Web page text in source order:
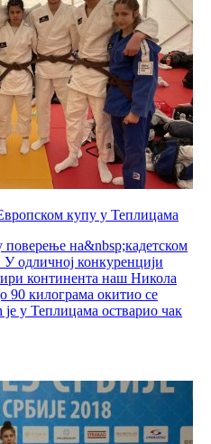
купу у Теплицама
поверење на&nbsp;кадетском
одличној конкуренцији
континента наш Никола
90 килограма окитио се
у Теплицама остварио чак